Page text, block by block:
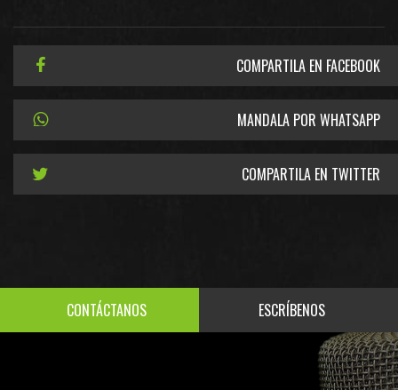
COMPARTILA EN FACEBOOK
MANDALA POR WHATSAPP
COMPARTILA EN TWITTER
CONTÁCTANOS ESCRÍBENOS